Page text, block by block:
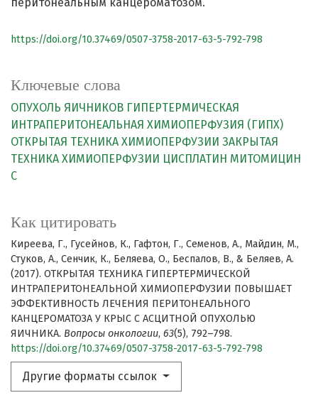
Ключевые слова
ОПУХОЛЬ ЯИЧНИКОВ ГИПЕРТЕРМИЧЕСКАЯ
ИНТРАПЕРИТОНЕАЛЬНАЯ ХИМИОПЕРФУЗИЯ (ГИПХ)
ОТКРЫТАЯ ТЕХНИКА ХИМИОПЕРФУЗИИ ЗАКРЫТАЯ
ТЕХНИКА ХИМИОПЕРФУЗИИ ЦИСПЛАТИН МИТОМИЦИН
С
Как цитировать
Киреева, Г., Гусейнов, К., Гафтон, Г., Семенов, А., Майдин, М.,
Стуков, А., Сенчик, К., Беляева, О., Беспалов, В., & Беляев, А.
(2017). ОТКРЫТАЯ ТЕХНИКА ГИПЕРТЕРМИЧЕСКОЙ
ИНТРАПЕРИТОНЕАЛЬНОЙ ХИМИОПЕРФУЗИИ ПОВЫШАЕТ
ЭФФЕКТИВНОСТЬ ЛЕЧЕНИЯ ПЕРИТОНЕАЛЬНОГО
КАНЦЕРОМАТОЗА У КРЫС С АСЦИТНОЙ ОПУХОЛЬЮ
ЯИЧНИКА. Вопросы онкологии, 63(5), 792–798.
https://doi.org/10.37469/0507-3758-2017-63-5-792-798
Другие форматы ссылок
перитонеальным канцероматозом.
https://doi.org/10.37469/0507-3758-2017-63-5-792-798